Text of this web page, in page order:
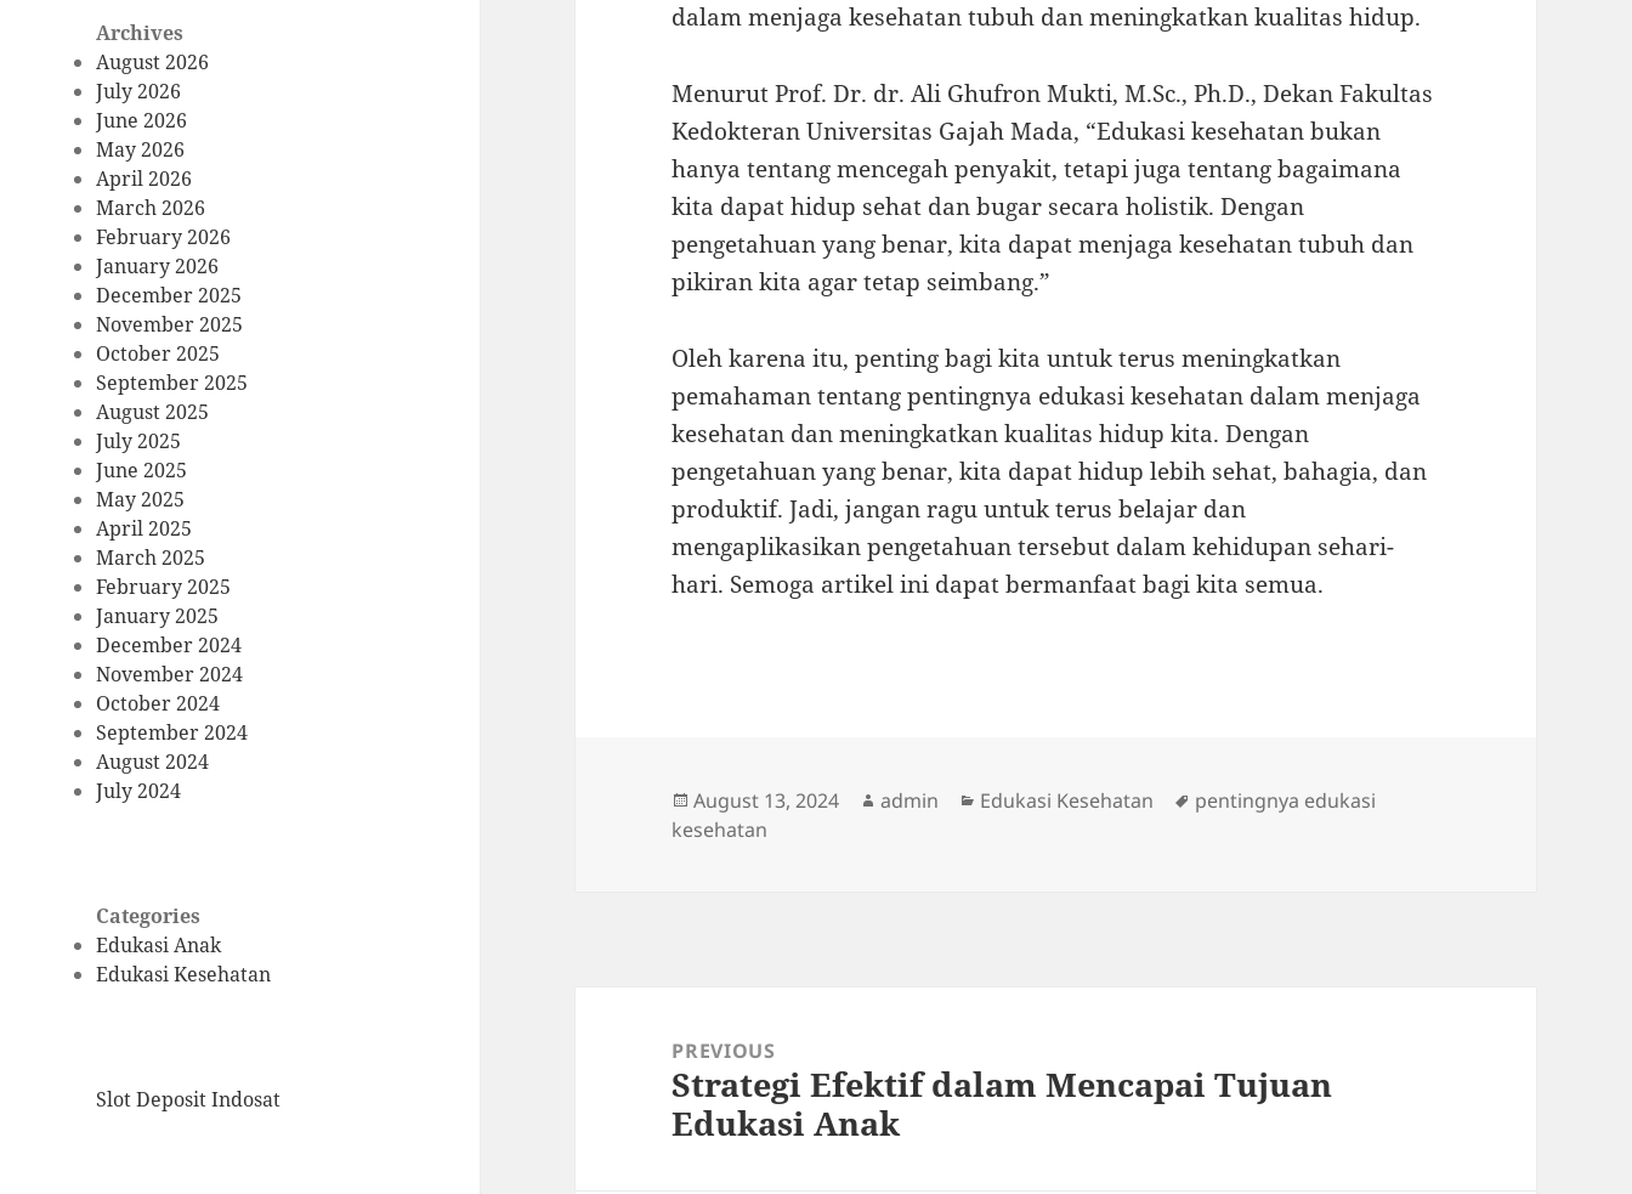
Archives
August 2026
July 2026
June 2026
May 2026
April 2026
March 2026
February 2026
January 2026
December 2025
November 2025
October 2025
September 2025
August 2025
July 2025
June 2025
May 2025
April 2025
March 2025
February 2025
January 2025
December 2024
November 2024
October 2024
September 2024
August 2024
July 2024
Categories
Edukasi Anak
Edukasi Kesehatan
Slot Deposit Indosat
dalam menjaga kesehatan tubuh dan meningkatkan kualitas hidup.
Menurut Prof. Dr. dr. Ali Ghufron Mukti, M.Sc., Ph.D., Dekan Fakultas
Kedokteran Universitas Gajah Mada, “Edukasi kesehatan bukan
hanya tentang mencegah penyakit, tetapi juga tentang bagaimana
kita dapat hidup sehat dan bugar secara holistik. Dengan
pengetahuan yang benar, kita dapat menjaga kesehatan tubuh dan
pikiran kita agar tetap seimbang.”
Oleh karena itu, penting bagi kita untuk terus meningkatkan
pemahaman tentang pentingnya edukasi kesehatan dalam menjaga
kesehatan dan meningkatkan kualitas hidup kita. Dengan
pengetahuan yang benar, kita dapat hidup lebih sehat, bahagia, dan
produktif. Jadi, jangan ragu untuk terus belajar dan
mengaplikasikan pengetahuan tersebut dalam kehidupan sehari-
hari. Semoga artikel ini dapat bermanfaat bagi kita semua.
Posted
on
August 13, 2024 Author
admin Categories
Edukasi Kesehatan Tags
pentingnya edukasi
kesehatan
navigationPREVIOUS
Previous
post:
Strategi Efektif dalam Mencapai Tujuan
Edukasi Anak